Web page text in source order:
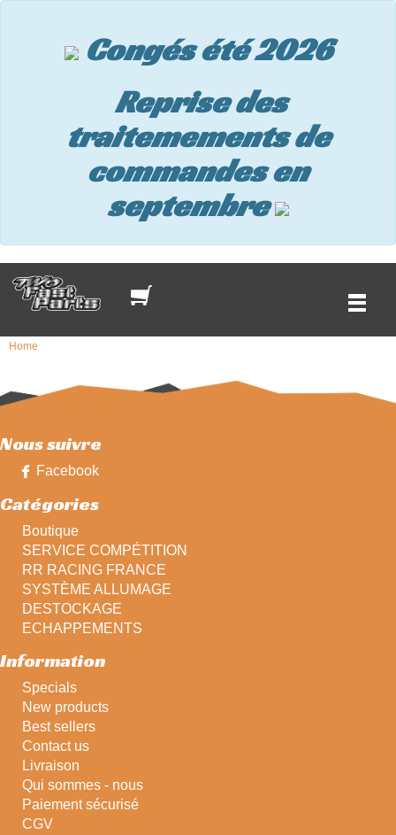
Congés été 2026
Reprise des
traitemements de
commandes en
septembre
Home
Nous suivre
Facebook
Catégories
Boutique
SERVICE COMPÉTITION
RR RACING FRANCE
SYSTÈME ALLUMAGE
DESTOCKAGE
ECHAPPEMENTS
Information
Specials
New products
Best sellers
Contact us
Livraison
Qui sommes - nous
Paiement sécurisé
CGV